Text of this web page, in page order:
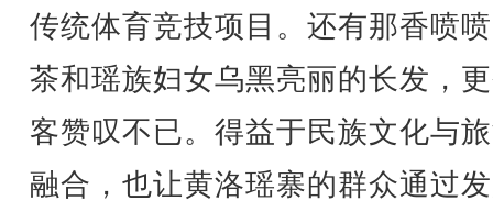
传统体育竞技项目。还有那香喷
茶和瑶族妇女乌黑亮丽的长发，
客赞叹不已。得益于民族文化与
融合，也让黄洛瑶寨的群众通过